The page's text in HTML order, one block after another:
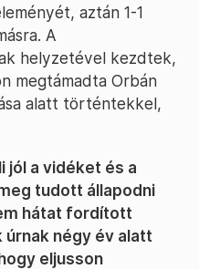
aztán 1-1
A
helyzetével kezdtek,
megtámadta Orbán
alatt történtekkel,
jól a vidéket és a
tudott állapodni
hátat fordított
úrnak négy év alatt
eljusson